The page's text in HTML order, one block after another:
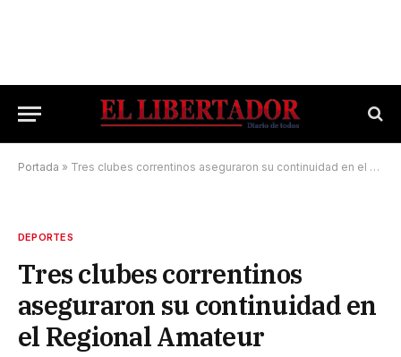
Portada » Tres clubes correntinos aseguraron su continuidad en el Regional Amateur
DEPORTES
Tres clubes correntinos
aseguraron su continuidad en
el Regional Amateur